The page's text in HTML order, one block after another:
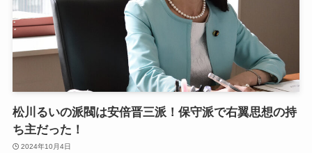
松川るいの派閥は安倍晋三派！保守派で右翼思想の持
ち主だった！
2024年10月4日